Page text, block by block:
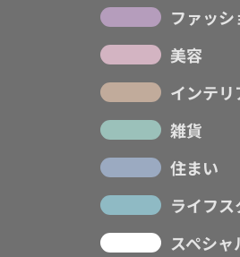
ファッシ
美容
インテリ
雑貨
住まい
ライフ
スペシャ